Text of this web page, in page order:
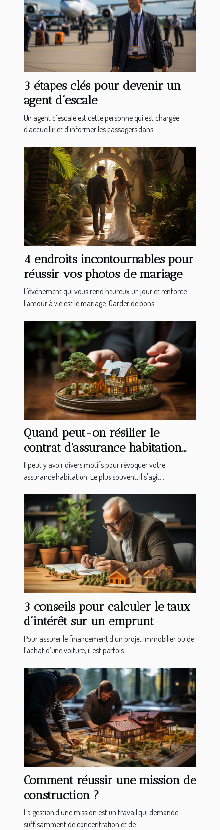
3 étapes clés pour devenir un
agent d’escale
Un agent d’escale est cette personne qui est chargée
d’accueillir et d’informer les passagers dans...
4 endroits incontournables pour
réussir vos photos de mariage
L'événement qui vous rend heureux un jour et renforce
l'amour à vie est le mariage. Garder de bons...
Quand peut-on résilier le
contrat d'assurance habitation
ou appartement ?
Il peut y avoir divers motifs pour révoquer votre
assurance habitation. Le plus souvent, il s'agit...
3 conseils pour calculer le taux
d’intérêt sur un emprunt
Pour assurer le financement d’un projet immobilier ou de
l’achat d’une voiture, il est parfois...
Comment réussir une mission de
construction ?
La gestion d'une mission est un travail qui demande
suffisamment de concentration et de...